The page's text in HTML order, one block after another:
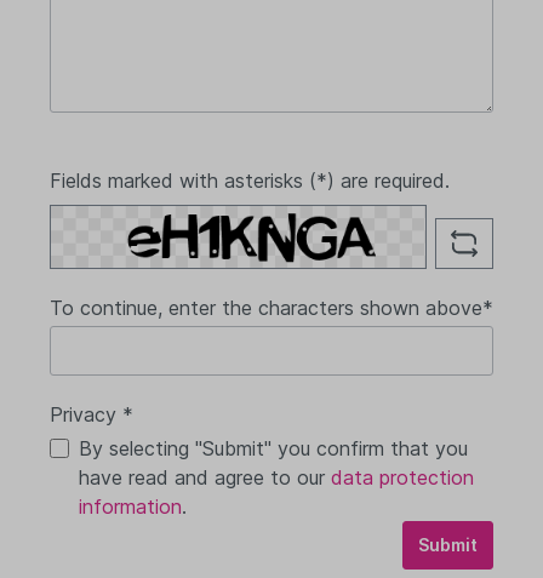
Fields marked with asterisks (*) are required.
To continue, enter the characters shown above*
Privacy *
By selecting "Submit" you confirm that you
have read and agree to our data protection
information.
Submit